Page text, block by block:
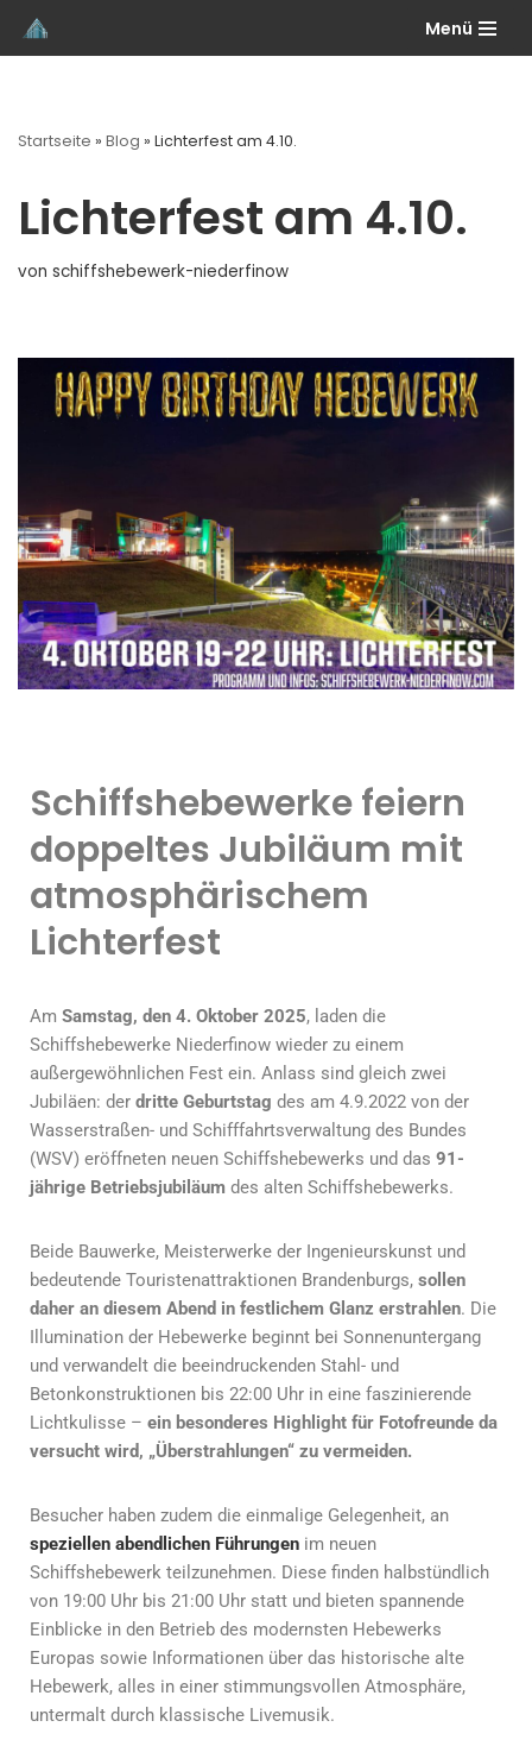
Zum
Menü
Startseite » Blog » Lichterfest am 4.10.
Lichterfest am 4.10.
von schiffshebewerk-niederfinow
Schiffshebewerke feiern
doppeltes Jubiläum mit
atmosphärischem
Lichterfest
Am Samstag, den 4. Oktober 2025, laden die
Schiffshebewerke Niederfinow wieder zu einem
außergewöhnlichen Fest ein. Anlass sind gleich zwei
Jubiläen: der dritte Geburtstag des am 4.9.2022 von der
Wasserstraßen- und Schifffahrtsverwaltung des Bundes
(WSV) eröffneten neuen Schiffshebewerks und das 91-
jährige Betriebsjubiläum des alten Schiffshebewerks.
Beide Bauwerke, Meisterwerke der Ingenieurskunst und
bedeutende Touristenattraktionen Brandenburgs, sollen
daher an diesem Abend in festlichem Glanz erstrahlen. Die
Illumination der Hebewerke beginnt bei Sonnenuntergang
und verwandelt die beeindruckenden Stahl- und
Betonkonstruktionen bis 22:00 Uhr in eine faszinierende
Lichtkulisse – ein besonderes Highlight für Fotofreunde da
versucht wird, „Überstrahlungen“ zu vermeiden.
Besucher haben zudem die einmalige Gelegenheit, an
speziellen abendlichen Führungen im neuen
Schiffshebewerk teilzunehmen. Diese finden halbstündlich
von 19:00 Uhr bis 21:00 Uhr statt und bieten spannende
Einblicke in den Betrieb des modernsten Hebewerks
Europas sowie Informationen über das historische alte
Hebewerk, alles in einer stimmungsvollen Atmosphäre,
untermalt durch klassische Livemusik.